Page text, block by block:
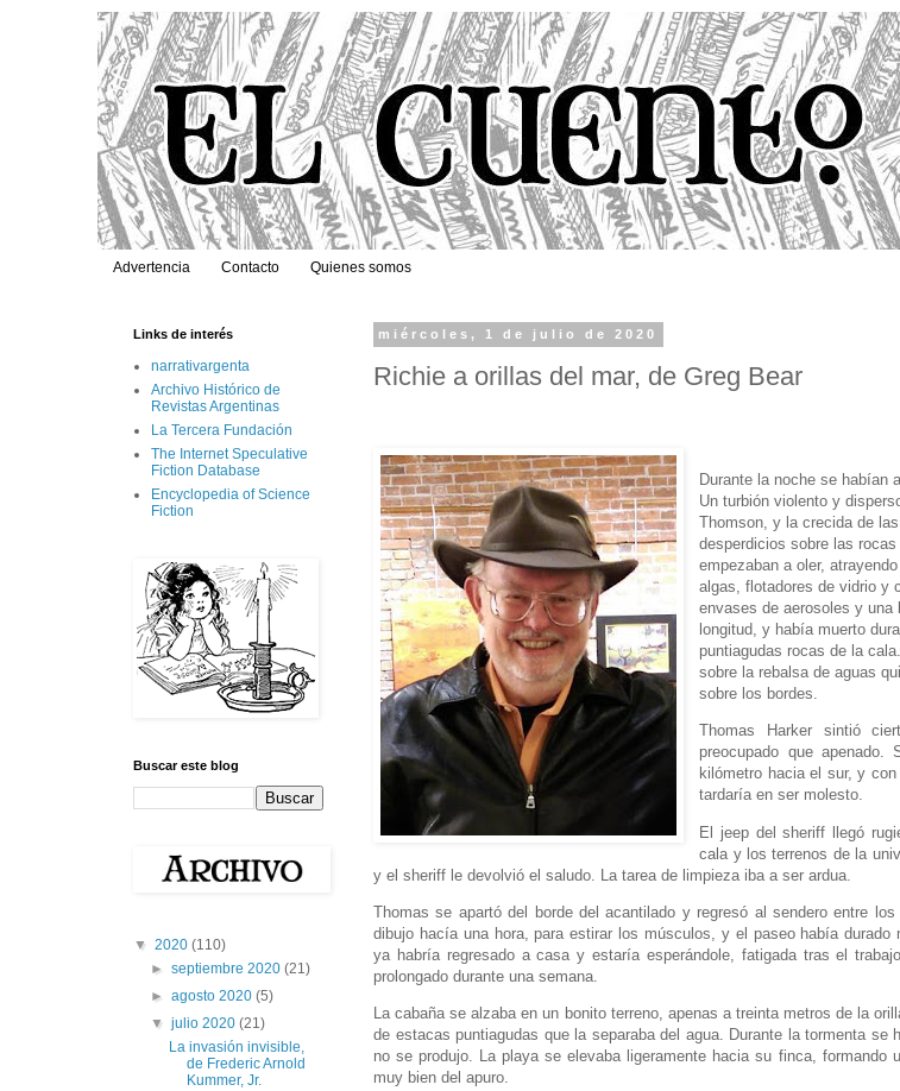
Advertencia Contacto Quienes somos
miércoles, 1 de julio de 2020
Richie a orillas del mar, de Greg Bear
Durante la noche se habían
Un turbión violento y
Thomson, y la crecida de
desperdicios sobre las
empezaban a oler,
algas, flotadores de vidrio y
envases de aerosoles y
longitud, y había muerto
puntiagudas rocas de la
sobre la rebalsa de aguas
sobre los bordes.
Thomas Harker sintió
preocupado que
kilómetro hacia el sur, y
tardaría en ser molesto.
El jeep del sheriff llegó
cala y los terrenos de la
y el sheriff le devolvió el saludo. La tarea de limpieza iba a ser ardua.
Thomas se apartó del borde del acantilado y regresó al sendero entre
dibujo hacía una hora, para estirar los músculos, y el paseo había
ya habría regresado a casa y estaría esperándole, fatigada tras el
prolongado durante una semana.
La cabaña se alzaba en un bonito terreno, apenas a treinta metros de la
de estacas puntiagudas que la separaba del agua. Durante la tormenta se
no se produjo. La playa se elevaba ligeramente hacia su finca, formando
muy bien del apuro.
Links de interés
narrativargenta
Archivo Histórico de
Revistas Argentinas
La Tercera Fundación
The Internet Speculative
Fiction Database
Encyclopedia of Science
Fiction
Buscar este blog
▼ 2020 (110)
►septiembre 2020(21)
►agosto 2020(5)
▼julio 2020(21)
La invasión invisible,
de Frederic Arnold
Kummer, Jr.